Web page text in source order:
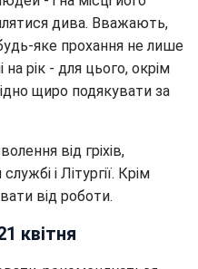
дива. Вважають,
яке прохання не лише
рік - для цього, окрім
щиро подякувати за
від гріхів,
і Літургії. Крім
від роботи.
квітня